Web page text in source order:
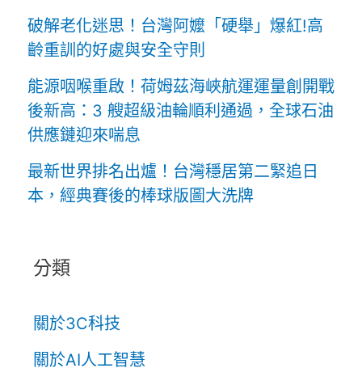
破解老化迷思！台灣阿嬤「硬舉」爆紅!高
齡重訓的好處與安全守則
能源咽喉重啟！荷姆茲海峽航運運量創開戰
後新高：3 艘超級油輪順利通過，全球石油
供應鏈迎來喘息
最新世界排名出爐！台灣穩居第二緊追日
本，經典賽後的棒球版圖大洗牌
分類
關於3C科技
關於AI人工智慧